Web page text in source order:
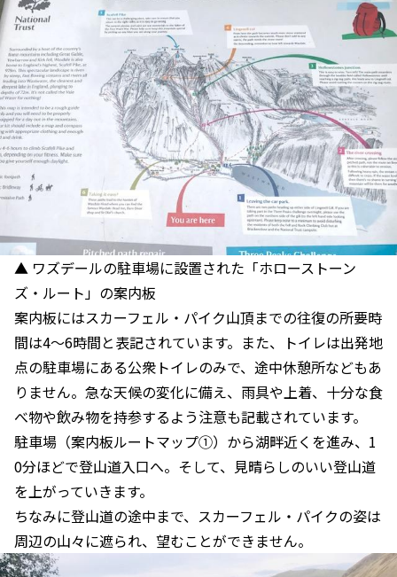
▲ ワズデールの駐車場に設置された「ホローストーン
ズ・ルート」の案内板
案内板にはスカーフェル・パイク山頂までの往復の所要時
間は4〜6時間と表記されています。また、トイレは出発地
点の駐車場にある公衆トイレのみで、途中休憩所などもあ
りません。急な天候の変化に備え、雨具や上着、十分な食
べ物や飲み物を持参するよう注意も記載されています。
駐車場（案内板ルートマップ①）から湖畔近くを進み、1
0分ほどで登山道入口へ。そして、見晴らしのいい登山道
を上がっていきます。
ちなみに登山道の途中まで、スカーフェル・パイクの姿は
周辺の山々に遮られ、望むことができません。